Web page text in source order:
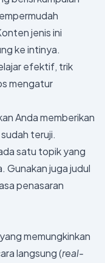
jenis ini
ke intinya.
efektif, trik
mengatur
Anda memberikan
teruji.
satu topik yang
Gunakan juga judul
penasaran
memungkinkan
langsung (real-